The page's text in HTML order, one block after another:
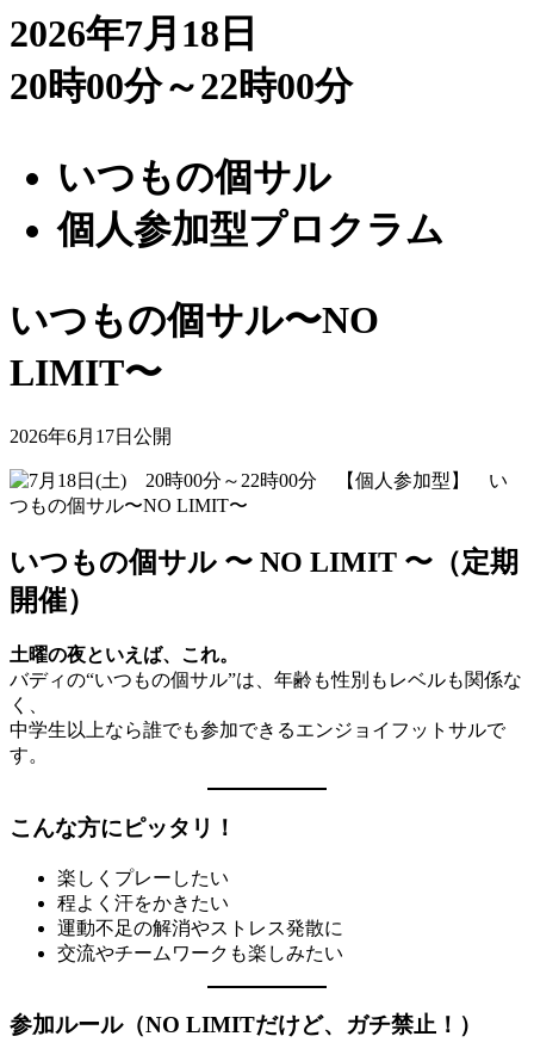
2026年7月18日
20時00分～22時00分
いつもの個サル
個人参加型プロクラム
いつもの個サル〜NO
LIMIT〜
2026年6月17日公開
いつもの個サル 〜 NO LIMIT 〜（定期
開催）
土曜の夜といえば、これ。
バディの“いつもの個サル”は、年齢も性別もレベルも関係な
く、
中学生以上なら誰でも参加できるエンジョイフットサルで
す。
こんな方にピッタリ！
楽しくプレーしたい
程よく汗をかきたい
運動不足の解消やストレス発散に
交流やチームワークも楽しみたい
参加ルール（NO LIMITだけど、ガチ禁止！）